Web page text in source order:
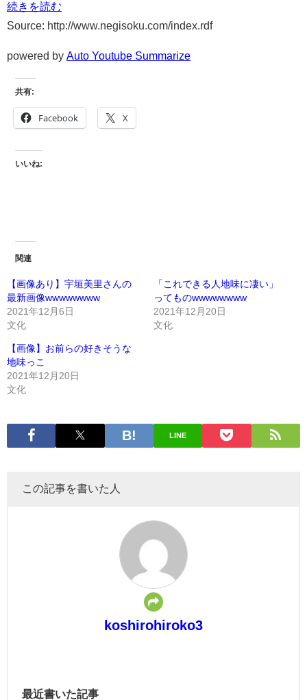
続きを読む
Source: http://www.negisoku.com/index.rdf
powered by Auto Youtube Summarize
共有:
Facebook X
いいね:
関連
【画像あり】宇垣美里さんの
最新画像wwwwwwww
2021年12月6日
文化
「これできる人地味に凄い」
ってものwwwwwwww
2021年12月20日
文化
【画像】お前らの好きそうな
地味っこ
2021年12月20日
文化
LINE
この記事を書いた人
koshirohiroko3
最近書いた記事